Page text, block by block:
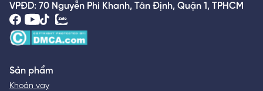
VPĐD: 70 Nguyễn Phi Khanh, Tân Định, Quận 1, TPHCM
Sản phẩm
Khoản vay